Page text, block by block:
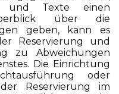
und Texte einen
über die
geben, kann es
Reservierung und
zu Abweichungen
Die Einrichtung
oder
Reservierung im